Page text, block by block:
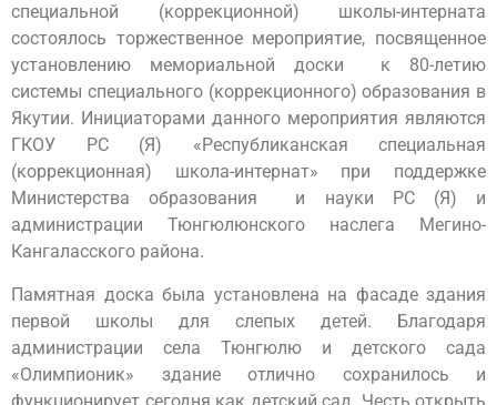
специальной (коррекционной) школы-интерната
состоялось торжественное мероприятие, посвященное
установлению мемориальной доски к 80-летию
системы специального (коррекционного) образования в
Якутии. Инициаторами данного мероприятия являются
ГКОУ РС (Я) «Республиканская специальная
(коррекционная) школа-интернат» при поддержке
Министерства образования и науки РС (Я) и
администрации Тюнгюлюнского наслега Мегино-
Кангаласского района.
Памятная доска была установлена на фасаде здания
первой школы для слепых детей. Благодаря
администрации села Тюнгюлю и детского сада
«Олимпионик» здание отлично сохранилось и